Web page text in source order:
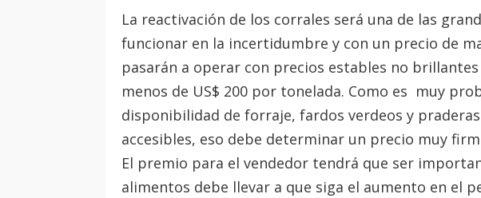
La reactivación de los corrales será una de las
funcionar en la incertidumbre y con un precio de
pasarán a operar con precios estables no
menos de US$ 200 por tonelada. Como es muy
disponibilidad de forraje, fardos verdeos y
accesibles, eso debe determinar un precio muy
El premio para el vendedor tendrá que ser
alimentos debe llevar a que siga el aumento en el